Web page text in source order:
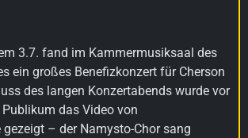
3.7. fand im Kammermusiksaal des
ein großes Benefizkonzert für Cherson
des langen Konzertabends wurde vor
das Video von
gezeigt – der Namysto-Chor sang